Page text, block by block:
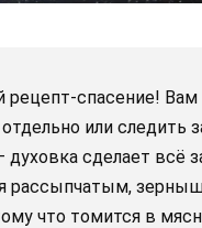
рецепт-спасение!
или следить
сделает всё
рассыпчатым,
что томится в